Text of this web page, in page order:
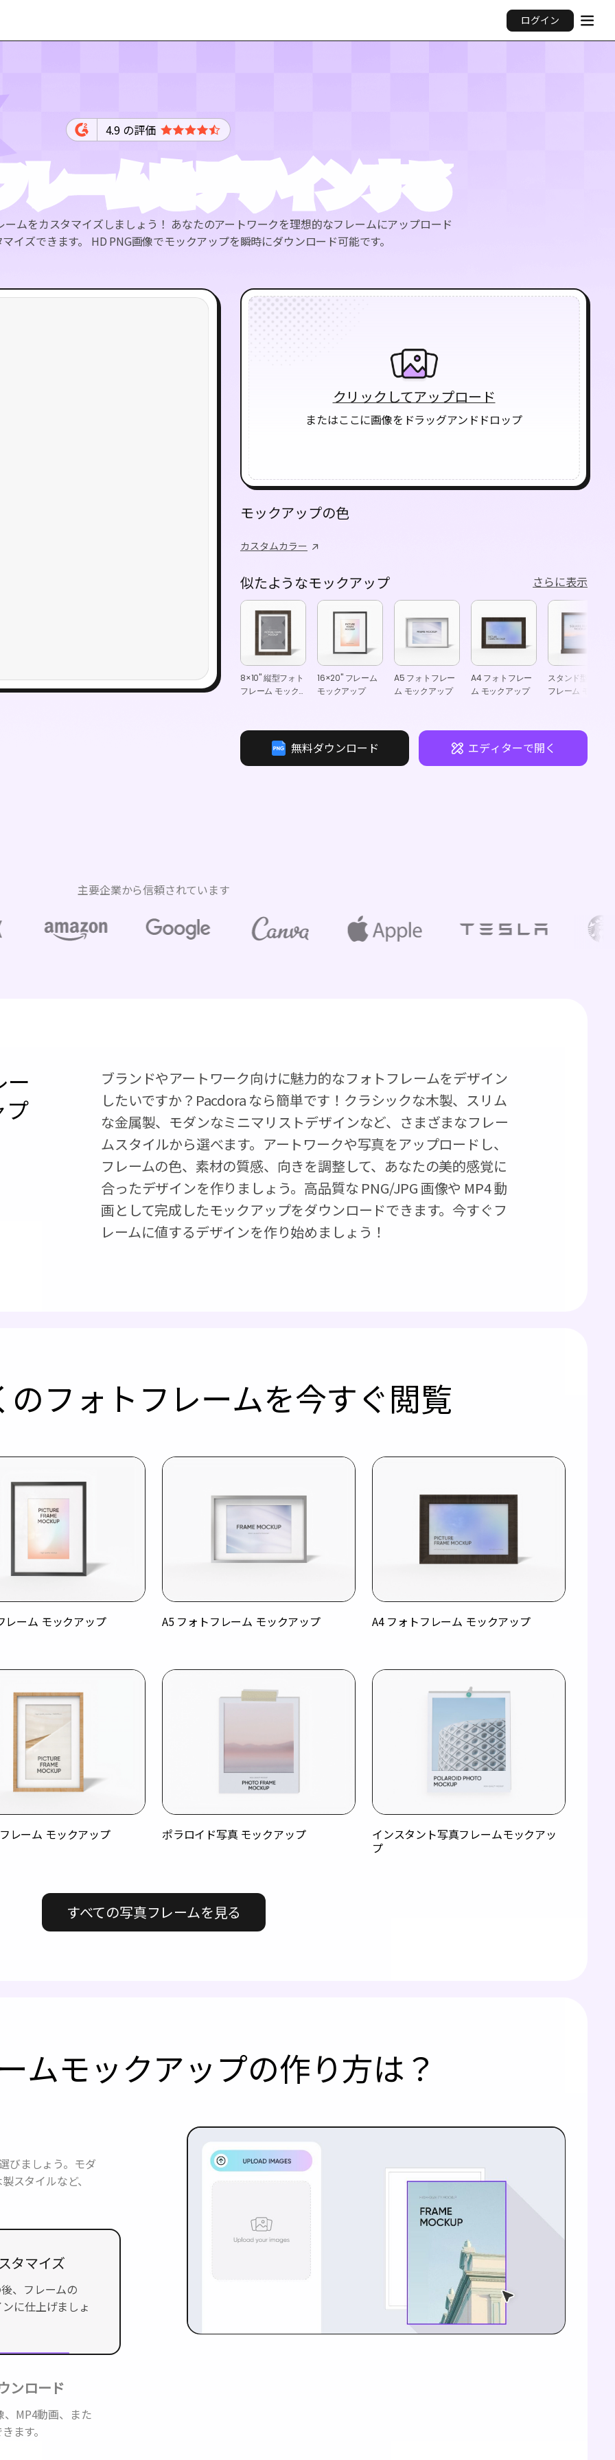
ログイン
4.9 の評価
レームをデザインする
ムをカスタマイズしましょう！ あなたのアートワークを理想的なフレームにアップロード
イズできます。 HD PNG画像でモックアップを瞬時にダウンロード可能です。
クリックしてアップロード
またはここに画像をドラッグアンドドロップ
モックアップの色
カスタムカラー
似たようなモックアップ さらに表示
8×10" 縦型フォト
フレーム モック
16×20" フレーム
モックアップ
A5 フォトフレー
ム モックアップ
A4 フォトフレー
ム モックアップ
スタンド型正方形
フレーム モック
無料ダウンロード エディターで開く
主要企業から信頼されています
ー
プ
ブランドやアートワーク向けに魅力的なフォトフレームをデザイン
したいですか？Pacdora なら簡単です！クラシックな木製、スリム
な金属製、モダンなミニマリストデザインなど、さまざまなフレー
ムスタイルから選べます。アートワークや写真をアップロードし、
フレームの色、素材の質感、向きを調整して、あなたの美的感覚に
合ったデザインを作りましょう。高品質な PNG/JPG 画像や MP4 動
画として完成したモックアップをダウンロードできます。今すぐフ
レームに値するデザインを作り始めましょう！
フォトフレームを今すぐ閲覧
ーム モックアップ A5 フォトフレーム モックアップ A4 フォトフレーム モックアップ
レーム モックアップ ポラロイド写真 モックアップ
インスタント写真フレームモックアッ
プ
すべての写真フレームを見る
ムモックアップの作り方は？
びましょう。モダ
スタイルなど、
、フレームの色、
上げましょう。
ンロード
ます。